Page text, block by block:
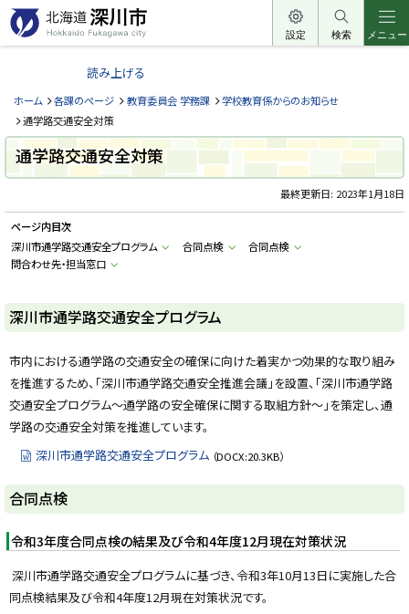
本
文
へ
ー
北
道
深
川
市
H
k
a
d
o
k
a
g
w
a
c
t
y
設定 検索 メニュー
読み上げる
ホーム 各課のページ 教育委員会 学務課
学校教育係からのお知らせ
通学路交通安全対策
通学路交通安全対策
最終更新日: 2023年1月18日
ページ内目次
深川市通学路交通安全プログラム
合同点検
合同点検
問合わせ先・担当窓口
深川市通学路交通安全プログラム
市内における通学路の交通安全の確保に向けた着実かつ効果的な取り組み
を推進するため、「深川市通学路交通安全推進会議」を設置、「深川市通学路
交通安全プログラム～通学路の安全確保に関する取組方針～」を策定し、通
学路の交通安全対策を推進しています。
深川市通学路交通安全プログラム （DOCX:20.3KB）
ト
ッ
プ
戻
る
合同点検
令和3年度合同点検の結果及び令和4年度12月現在対策状況
深川市通学路交通安全プログラムに基づき、令和3年10月13日に実施した合
同点検結果及び令和4年度12月現在対策状況です。